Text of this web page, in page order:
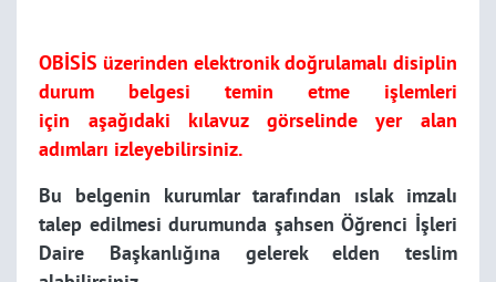
OBİSİS üzerinden elektronik doğrulamalı disiplin
durum belgesi temin etme işlemleri
için aşağıdaki kılavuz görselinde yer alan
adımları izleyebilirsiniz.
Bu belgenin kurumlar tarafından ıslak imzalı
talep edilmesi durumunda şahsen Öğrenci İşleri
Daire Başkanlığına gelerek elden teslim